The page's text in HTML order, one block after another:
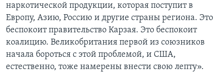
наркотической продукции, которая поступит в
Европу, Азию, Россию и другие страны региона. Это
беспокоит правительство Карзая. Это беспокоит
коалицию. Великобритания первой из союзников
начала бороться с этой проблемой, и США,
естественно, тоже намерены внести свою лепту».